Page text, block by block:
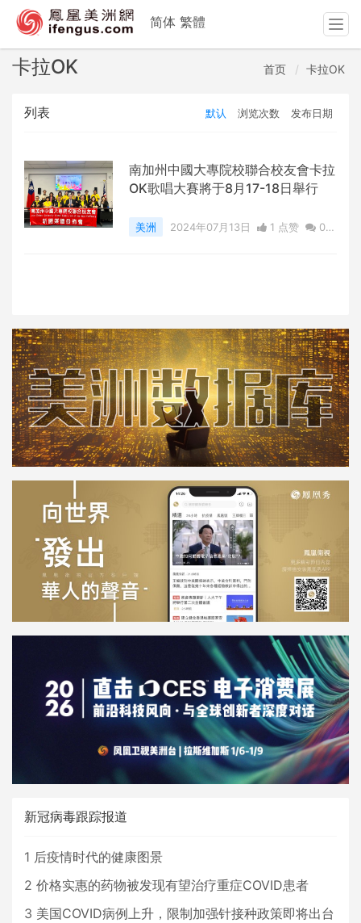
卡拉OK 首页 卡拉OK
列表 默认 浏览次数 发布日期
南加州中國大專院校聯合校友會卡拉
OK歌唱大賽將于8月17-18日舉行
美洲 2024年07月13日 1 点赞
0
新冠病毒跟踪报道
1 后疫情时代的健康图景
2 价格实惠的药物被发现有望治疗重症COVID患者
3 美国COVID病例上升，限制加强针接种政策即将出台
简体 繁體
T
o
g
e
v